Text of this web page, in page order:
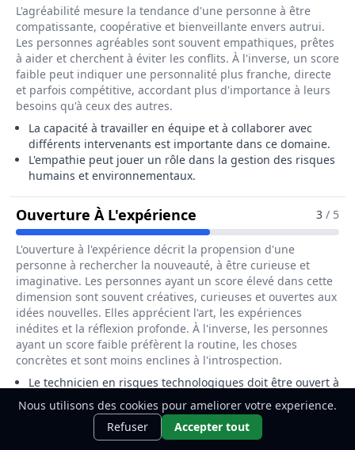
L'agréabilité mesure la tendance d'une personne à être
compatissante, coopérative et bienveillante envers autrui.
Les personnes agréables sont souvent empathiques, prêtes
à aider et cherchent à éviter les conflits. À l'inverse, un score
faible peut indiquer une personnalité plus franche, directe
et parfois compétitive, accordant plus d'importance à leurs
besoins qu'à ceux des autres.
La capacité à travailler en équipe et à collaborer avec
différents intervenants est importante dans ce domaine.
L'empathie peut jouer un rôle dans la gestion des risques
humains et environnementaux.
Ouverture À L'expérience Pour Le Métier De
3 / 5
L'ouverture à l'expérience décrit la propension d'une
personne à rechercher la nouveauté, à être curieuse et
imaginative. Les personnes ayant un score élevé dans cette
dimension sont souvent créatives, curieuses et ouvertes aux
idées nouvelles. Elles apprécient l'art, les expériences
inédites et la réflexion profonde. À l'inverse, les personnes
ayant un score faible préfèrent la routine, les choses
concrètes et sont moins enclines à l'introspection.
Le technicien en risques technologiques doit être ouvert à
l'apprentissage de nouvelles technologies et méthodes.
La capacité à s'adapter à des situations imprévues et à de
nouveaux défis est importante.
Ce métier t'intéresse ?Découvre
comment le devenir.
Nous utilisons des cookies pour ameliorer votre experience.
Refuser
Accepter tout